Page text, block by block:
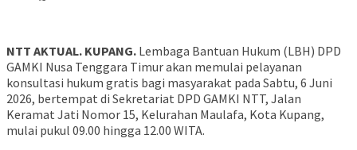
NTT AKTUAL. KUPANG. Lembaga Bantuan Hukum (LBH) DPD
GAMKI Nusa Tenggara Timur akan memulai pelayanan
konsultasi hukum gratis bagi masyarakat pada Sabtu, 6 Juni
2026, bertempat di Sekretariat DPD GAMKI NTT, Jalan
Keramat Jati Nomor 15, Kelurahan Maulafa, Kota Kupang,
mulai pukul 09.00 hingga 12.00 WITA.